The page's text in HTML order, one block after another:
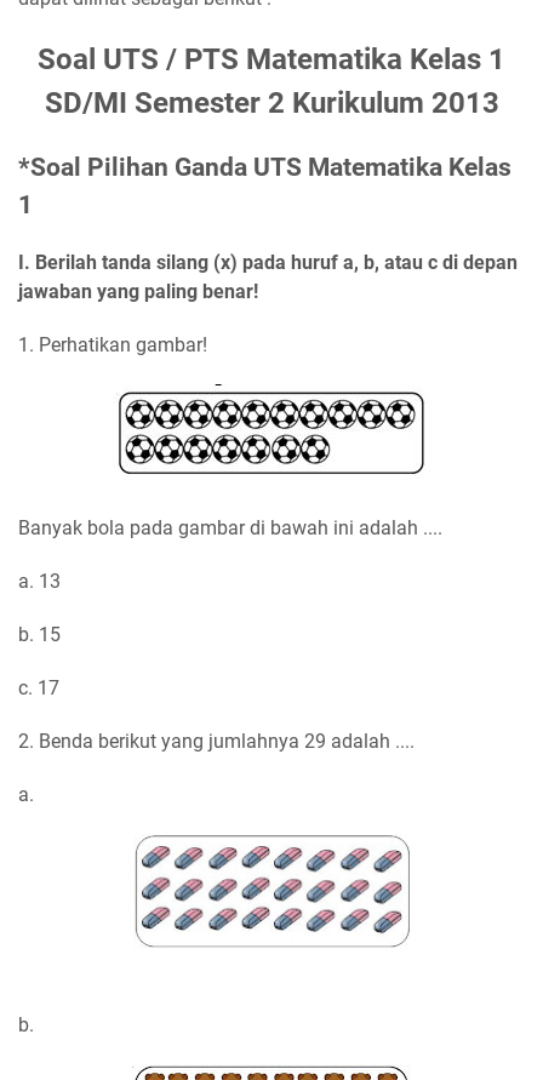
Soal UTS / PTS Matematika Kelas 1
SD/MI Semester 2 Kurikulum 2013
*Soal Pilihan Ganda UTS Matematika Kelas
1
I. Berilah tanda silang (x) pada huruf a, b, atau c di depan
jawaban yang paling benar!
1. Perhatikan gambar!
Banyak bola pada gambar di bawah ini adalah ....
a. 13
b. 15
c. 17
2. Benda berikut yang jumlahnya 29 adalah ....
a.
b.